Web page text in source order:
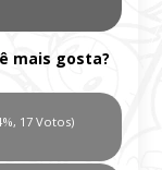
mais gosta?
17 Votos)